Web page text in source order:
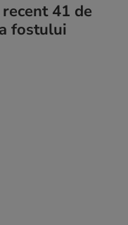
41 de
fostului